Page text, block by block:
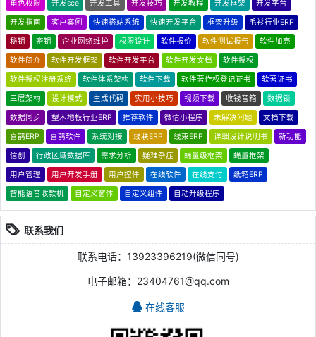
角色权限 开发sce 开发工具 开发技巧 开发教程 开发框架 开发平台
开发指南 客户案例 快速搭站系统 快速开发平台 框架升级 毛衫行业ERP
秘钥 密钥 企业网络维护 权限设计 软件报价 软件测试报告 软件加壳
软件简介 软件开发框架 软件开发平台 软件开发文档 软件授权
软件授权注册系统 软件体系架构 软件下载 软件著作权登记证书 软著证书
三层架构 设计模式 生成代码 实用小技巧 视频下载 收钱音箱 数据锁
数据同步 塑木地板行业ERP 推荐软件 微信小程序 未解决问题 文档下载
喜鹊ERP 喜鹊软件 系统对接 线联ERP 线束ERP 详细设计说明书 新功能
信创 行政区域数据库 需求分析 疑难杂症 蝇量级框架 蝇量框架
用户管理 用户开发手册 用户控件 在线软件 在线支付 纸箱ERP
智能语音收款机 自定义窗体 自定义组件 自动升级程序
联系我们
联系电话：13923396219(微信同号)
电子邮箱：23404761@qq.com
在线客服